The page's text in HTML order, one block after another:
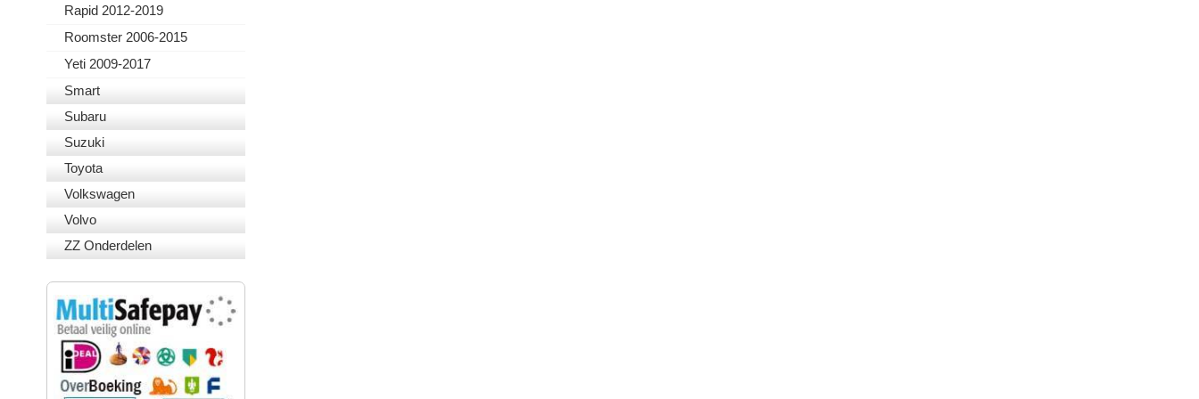
Rapid 2012-2019
Roomster 2006-2015
Yeti 2009-2017
Smart
Subaru
Suzuki
Toyota
Volkswagen
Volvo
ZZ Onderdelen